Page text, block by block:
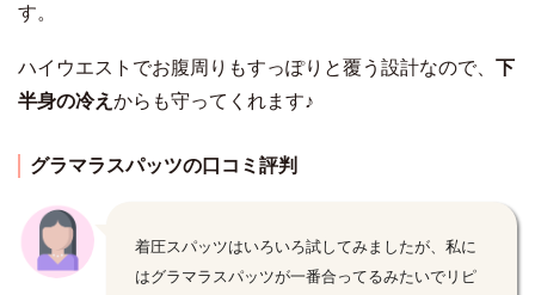
す。
ハイウエストでお腹周りもすっぽりと覆う設計なので、 下
半身の冷え からも守ってくれます♪
グラマラスパッツの口コミ評判
着圧スパッツはいろいろ試してみましたが、私に
はグラマラスパッツが一番合ってるみたいでリピ